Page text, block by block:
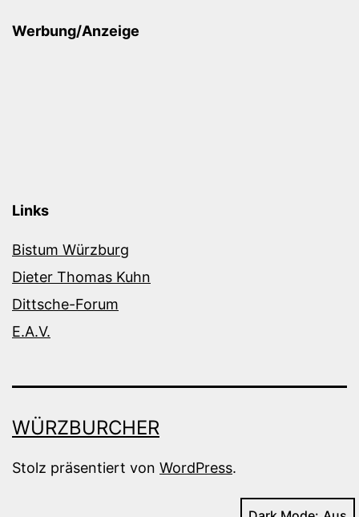
Werbung/Anzeige
Links
Bistum Würzburg
Dieter Thomas Kuhn
Dittsche-Forum
E.A.V.
WÜRZBURCHER
Stolz präsentiert von WordPress.